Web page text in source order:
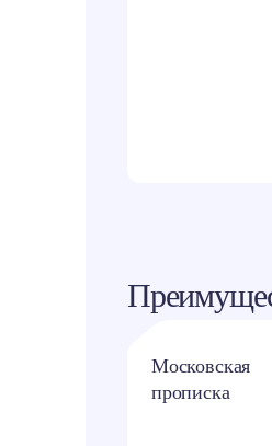
Московская
прописка